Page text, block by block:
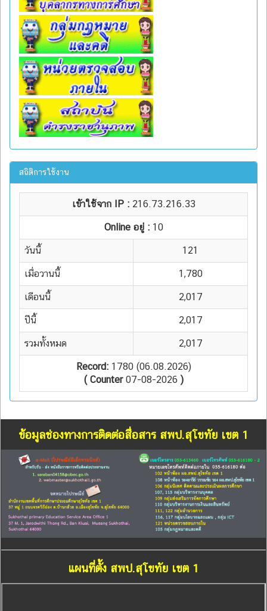
สถิติการใช้งาน
เข้าใช้จาก IP : 216.73.216.33
Online อยู่ : 10
วันนี้ 121
เมื่อวานนี้ 1,780
เดือนนี้ 2,017
ปีนี้ 2,017
รวมทั้งหมด 2,017
Record:1780 (06.08.2026)
( Counter07-08-2026 )
ข้อมูลช่องทางการติดต่อสื่อสาร สพป.สุโขทัย เขต 1
แผนที่ตั้ง สพป.สุโขทัย เขต 1